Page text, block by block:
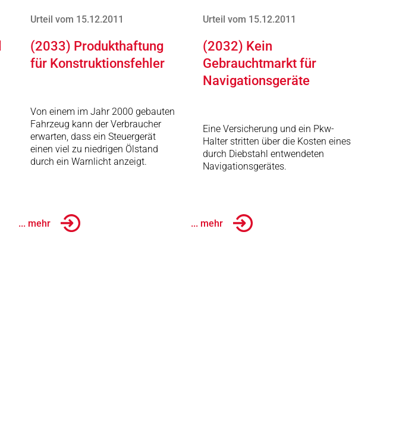
Urteil vom 15.12.2011
(2033) Produkthaftung
für Konstruktionsfehler
Von einem im Jahr 2000 gebauten
Fahrzeug kann der Verbraucher
erwarten, dass ein Steuergerät
einen viel zu niedrigen Ölstand
durch ein Warnlicht anzeigt.
... mehr
Urteil vom 15.12.2011
(2032) Kein
Gebrauchtmarkt für
Navigationsgeräte
Eine Versicherung und ein Pkw-
Halter stritten über die Kosten eines
durch Diebstahl entwendeten
Navigationsgerätes.
... mehr